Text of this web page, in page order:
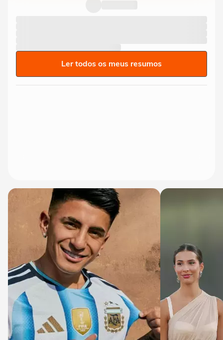
Ler todos os meus resumos